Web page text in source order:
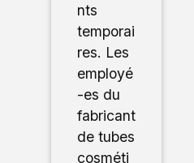
nts
temporai
res. Les
employé
-es du
fabricant
de tubes
cosméti